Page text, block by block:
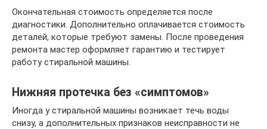
Окончательная стоимость определяется после
диагностики. Дополнительно оплачивается стоимость
деталей, которые требуют замены. После проведения
ремонта мастер оформляет гарантию и тестирует
работу стиральной машины.
Нижняя протечка без «симптомов»
Иногда у стиральной машины возникает течь воды
снизу, а дополнительных признаков неисправности не